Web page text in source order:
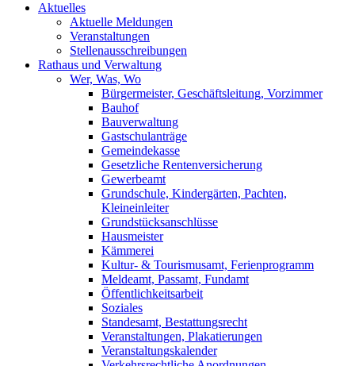
Aktuelles
Aktuelle Meldungen
Veranstaltungen
Stellenausschreibungen
Rathaus und Verwaltung
Wer, Was, Wo
Bürgermeister, Geschäftsleitung, Vorzimmer
Bauhof
Bauverwaltung
Gastschulanträge
Gemeindekasse
Gesetzliche Rentenversicherung
Gewerbeamt
Grundschule, Kindergärten, Pachten,
Kleineinleiter
Grundstücksanschlüsse
Hausmeister
Kämmerei
Kultur- & Tourismusamt, Ferienprogramm
Meldeamt, Passamt, Fundamt
Öffentlichkeitsarbeit
Soziales
Standesamt, Bestattungsrecht
Veranstaltungen, Plakatierungen
Veranstaltungskalender